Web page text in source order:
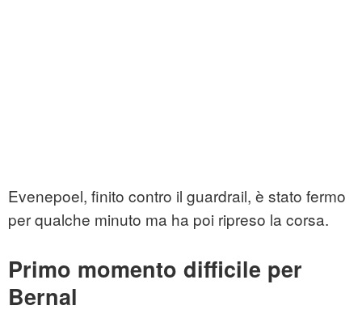
Evenepoel, finito contro il guardrail, è stato fermo
per qualche minuto ma ha poi ripreso la corsa.
Primo momento difficile per
Bernal